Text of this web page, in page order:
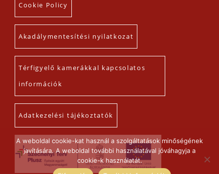
Cookie Policy
Akadálymentesítési nyilatkozat
Térfigyelő kamerákkal kapcsolatos
információk
Adatkezelési tájékoztatók
A weboldal cookie-kat használ a szolgáltatások minőségének
javítására. A weboldal további használatával jóváhagyja a
cookie-k használatát.